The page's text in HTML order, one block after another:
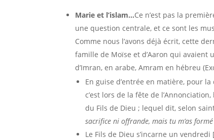
Marie et l’islam…Ce n’est pas la
une question centrale, et ce sont les
Comme nous l’avons déjà écrit, cette
famille de Moïse et d’Aaron qui
d’Imran, en arabe, Amram en hébreu
En guise d’entrée en matière, pour
c’est lors de la fête de
du Fils de Dieu ; lequel dit, selon
sacrifice ni offrande, mais tu m’as
Le Fils de Dieu s’incarne un